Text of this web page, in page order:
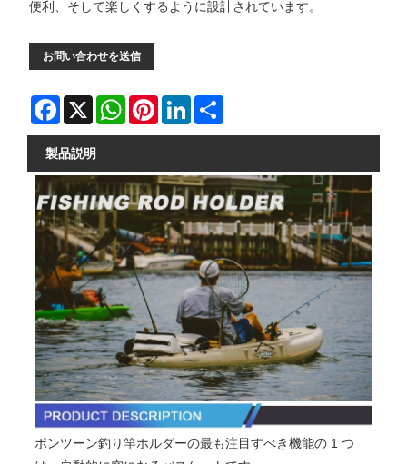
便利、そして楽しくするように設計されています。
お問い合わせを送信
Facebook
X WhatsAppPinterestLinkedIn
製品説明
ポンツーン釣り竿ホルダーの最も注目すべき機能の 1 つ